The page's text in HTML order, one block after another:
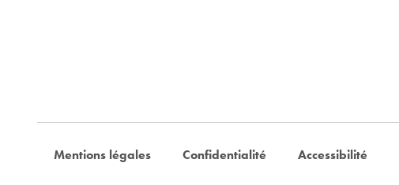
Mentions légales Confidentialité Accessibilité